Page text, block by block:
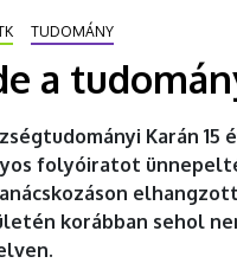
TUDOMÁNY
a
Karán
folyóiratot
korábban sehol